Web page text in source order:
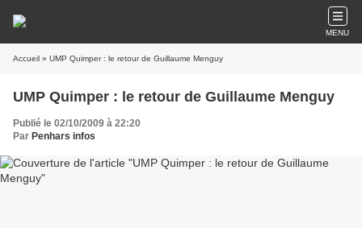
MENU
Accueil » UMP Quimper : le retour de Guillaume Menguy
UMP Quimper : le retour de Guillaume Menguy
Publié le 02/10/2009 à 22:20
Par Penhars infos